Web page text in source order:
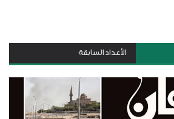
الأعداد السابقة